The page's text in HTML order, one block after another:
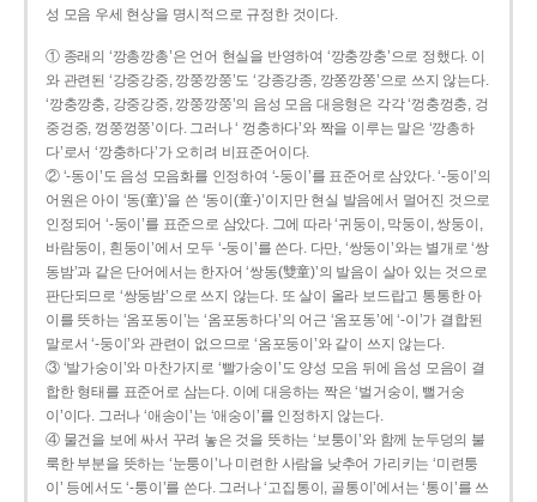
성 모음 우세 현상을 명시적으로 규정한 것이다.
① 종래의 ‘깡총깡총’은 언어 현실을 반영하여 ‘깡충깡충’으로 정했다. 이
와 관련된 ‘강중강중, 깡쭝깡쭝’도 ‘강종강종, 깡쫑깡쫑’으로 쓰지 않는다.
‘깡충깡충, 강중강중, 깡쭝깡쭝’의 음성 모음 대응형은 각각 ‘껑충껑충, 겅
중겅중, 껑쭝껑쭝’이다. 그러나 ‘ 껑충하다’와 짝을 이루는 말은 ‘깡총하
다’로서 ‘깡충하다’가 오히려 비표준어이다.
② ‘-동이’도 음성 모음화를 인정하여 ‘-둥이’를 표준어로 삼았다. ‘-둥이’의
어원은 아이 ‘동(童)’을 쓴 ‘동이(童-)’이지만 현실 발음에서 멀어진 것으로
인정되어 ‘-둥이’를 표준으로 삼았다. 그에 따라 ‘귀둥이, 막둥이, 쌍둥이,
바람둥이, 흰둥이’에서 모두 ‘-둥이’를 쓴다. 다만, ‘쌍둥이’와는 별개로 ‘쌍
동밤’과 같은 단어에서는 한자어 ‘쌍동(雙童)’의 발음이 살아 있는 것으로
판단되므로 ‘쌍둥밤’으로 쓰지 않는다. 또 살이 올라 보드랍고 통통한 아
이를 뜻하는 ‘옴포동이’는 ‘옴포동하다’의 어근 ‘옴포동’에 ‘-이’가 결합된
말로서 ‘-둥이’와 관련이 없으므로 ‘옴포둥이’와 같이 쓰지 않는다.
③ ‘발가숭이’와 마찬가지로 ‘빨가숭이’도 양성 모음 뒤에 음성 모음이 결
합한 형태를 표준어로 삼는다. 이에 대응하는 짝은 ‘벌거숭이, 뻘거숭
이’이다. 그러나 ‘애송이’는 ‘애숭이’를 인정하지 않는다.
④ 물건을 보에 싸서 꾸려 놓은 것을 뜻하는 ‘보퉁이’와 함께 눈두덩의 불
룩한 부분을 뜻하는 ‘눈퉁이’나 미련한 사람을 낮추어 가리키는 ‘미련퉁
이’ 등에서도 ‘-퉁이’를 쓴다. 그러나 ‘고집통이, 골통이’에서는 ‘통이’를 쓰